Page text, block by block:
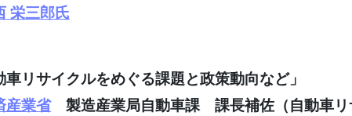
栄三郎氏
車リサイクルをめぐる課題と政策動向など」
産業省製造産業局自動車課 課長補佐（自動車リ